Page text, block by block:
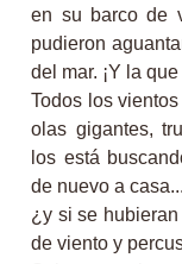
en su barco de
pudieron
del mar. ¡Y la
Todos los
olas gigantes,
los está
de nuevo a casa...
¿y si se
de viento y